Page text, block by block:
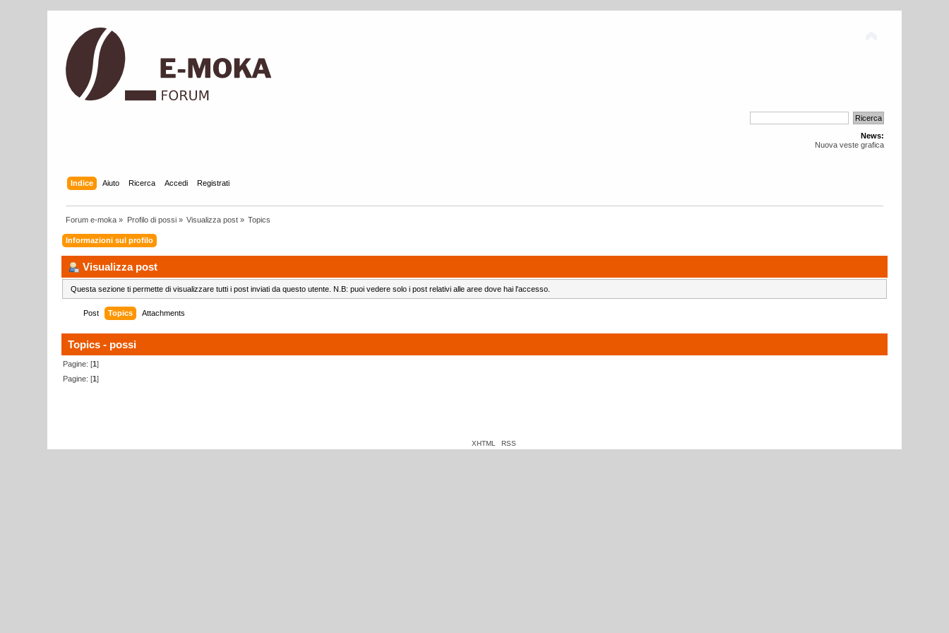
News:
Nuova veste grafica
Indice Aiuto Ricerca Accedi Registrati
Forum e-moka » Profilo di possi» Visualizza post » Topics
Informazioni sul profilo
Visualizza post
Questa sezione ti permette di visualizzare tutti i post inviati da questo utente. N.B: puoi vedere solo i post relativi alle aree dove hai l'accesso.
Post Topics Attachments
Topics - possi
Pagine: [1]
Pagine: [1]
XHTML RSS